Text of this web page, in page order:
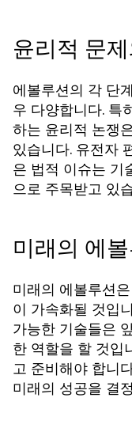
윤리적 문
에볼루션의 각 단
우 다양합니다. 특
하는 윤리적 논쟁
있습니다. 유전자
은 법적 이슈는 기
으로 주목받고 있
미래의 에
미래의 에볼루션
이 가속화될 것입
가능한 기술들은
한 역할을 할 것입
고 준비해야 합니
미래의 성공을 결